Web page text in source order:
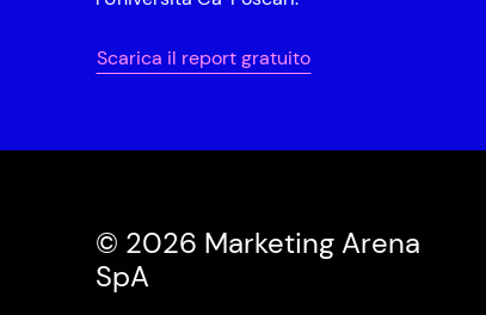
Scarica il report gratuito
© 2026 Marketing Arena
SpA